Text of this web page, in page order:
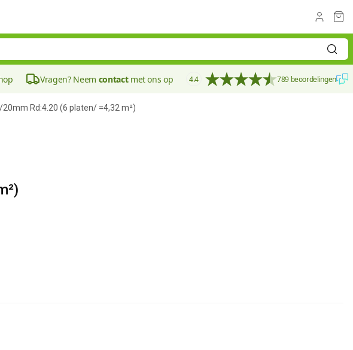
Vragen? Neem contactmet ons op 4.4 789 beoordelingen
Rd:4.20 (6 platen/ =4,32 m²)